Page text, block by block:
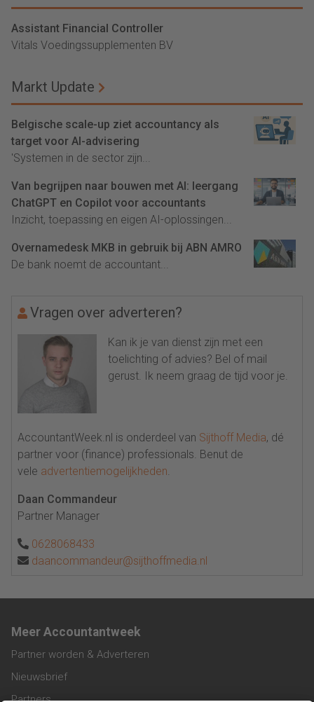
Assistant Financial Controller
Vitals Voedingssupplementen BV
Markt Update
Belgische scale-up ziet accountancy als
target voor AI-advisering
'Systemen in de sector zijn...
Van begrijpen naar bouwen met AI: leergang
ChatGPT en Copilot voor accountants
Inzicht, toepassing en eigen AI-oplossingen...
Overnamedesk MKB in gebruik bij ABN AMRO
De bank noemt de accountant...
Vragen over adverteren?
Kan ik je van dienst zijn met een
toelichting of advies? Bel of mail
gerust. Ik neem graag de tijd voor je.
AccountantWeek.nl is onderdeel van Sijthoff Media, dé
partner voor (finance) professionals. Benut de
vele advertentiemogelijkheden
Daan Commandeur
Partner Manager
0628068433
daancommandeur@sijthoffmedia.nl
Meer Accountantweek
Partner worden & Adverteren
Nieuwsbrief
Partners